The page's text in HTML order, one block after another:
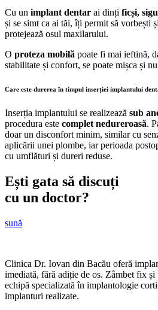
Cu un implant dentar ai dinți ficși,
și se simt ca ai tăi, îți permit să vorbești
protejează osul maxilarului.
O proteza mobilă poate fi mai ieftină,
stabilitate și confort, se poate mișca și
Care este durerea în timpul inserției implantului
Inserția implantului se realizează sub
procedura este complet nedureroasă.
doar un disconfort minim, similar cu
aplicării unei plombe, iar perioada
cu umflături și dureri reduse.
Ești gata să discuți
cu un doctor?
sună
Clinica Dr. Iovan din Bacău oferă
imediată, fără adiție de os. Zâmbet fix
echipă specializată în implantologie
implanturi realizate.